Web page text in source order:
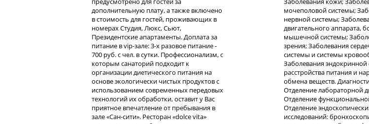
дополнительную плату, а также включено
в стоимость для гостей, проживающих в
номерах Студия, Люкс, Сьют,
Президентские апартаменты. Доплата за
питание в vip-зале: 3-х разовое питание -
700 руб. с чел. в сутки. Профессионализм, с
которым санаторий подходит к
организации диетического питания на
основе экологически чистых продуктов с
использованием современных передовых
технологий их обработки, оставит у Вас
приятное впечатление от пребывания в
зале «Сан-сити». Ресторан «dolce vita»
мочеполовой системы;
нервной системы;
двигательного аппарата,
мышечной системы;
зрения; Заболевания
системы и системы
Заболевания эндокринной
расстройства питания и
обмена веществ.
Отделение лабораторной
Отделение
Отделение
исследований: